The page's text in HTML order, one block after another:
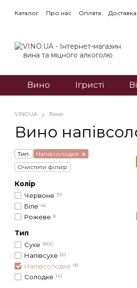
Каталог Про нас Оплата Доставка
Вино Ігристі
VINO.UA Вино
Вино
Тип:
Напівсолодке
Очистити фільтр
Колір
Червоне 39
Біле 46
Рожеве 8
Тип
Сухе 1800
Напівсухе 60
Напівсолодке 93
Солодке 141